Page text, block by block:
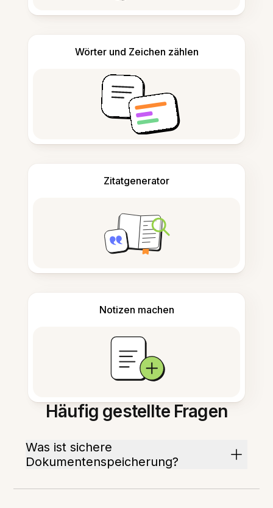
Wörter und Zeichen zählen
Zitatgenerator
Notizen machen
Häufig gestellte Fragen
Was ist sichere
Dokumentenspeicherung?